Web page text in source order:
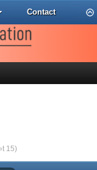
Contact
15)